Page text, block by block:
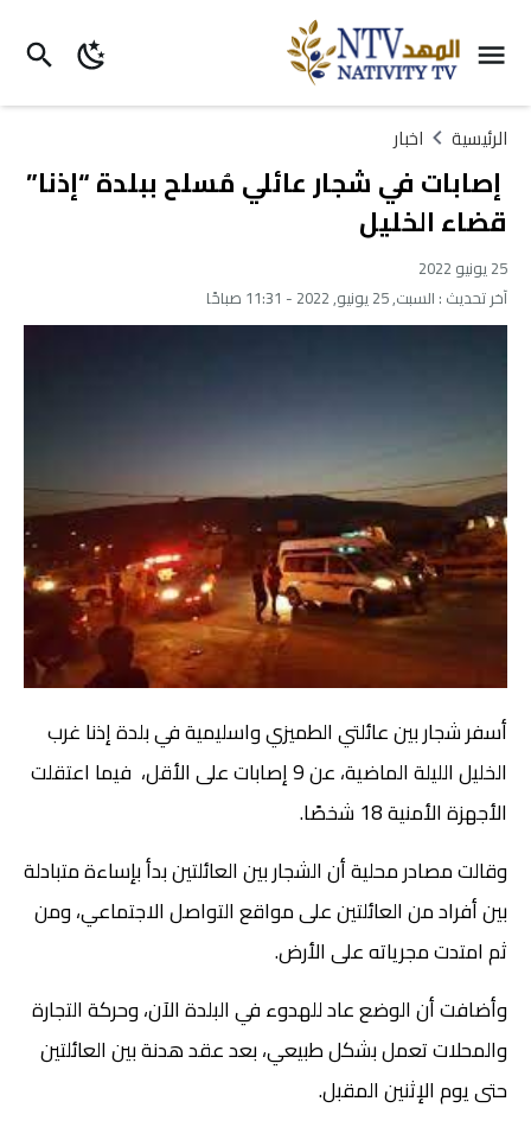
الرئيسية اخبار
إصابات في شجار عائلي مُسلح ببلدة “إذنا”
قضاء الخليل
25 يونيو 2022
آخر تحديث : السبت, 25 يونيو, 2022 - 11:31 صباحًا
أسفر شجار بين عائلتي الطميزي واسليمية في بلدة إذنا غرب
الخليل الليلة الماضية، عن 9 إصابات على الأقل، فيما اعتقلت
الأجهزة الأمنية 18 شخصًا.
وقالت مصادر محلية أن الشجار بين العائلتين بدأ بإساءة متبادلة
بين أفراد من العائلتين على مواقع التواصل الاجتماعي، ومن
ثم امتدت مجرياته على الأرض.
وأضافت أن الوضع عاد للهدوء في البلدة الآن، وحركة التجارة
والمحلات تعمل بشكل طبيعي، بعد عقد هدنة بين العائلتين
حتى يوم الإثنين المقبل.